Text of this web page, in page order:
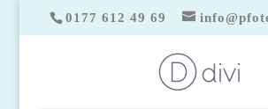
0177 612 49 69